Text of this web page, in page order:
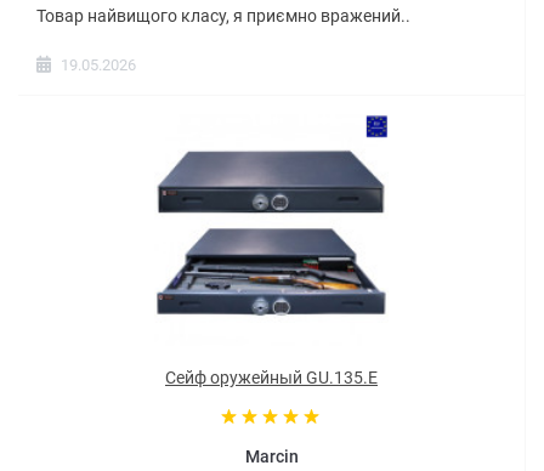
Товар найвищого класу, я приємно вражений..
19.05.2026
Сейф оружейный GU.135.E
Marcin